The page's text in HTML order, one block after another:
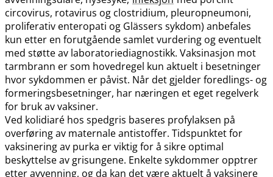
circovirus, rotavirus og clostridium, pleuropneumoni,
proliferativ enteropati og Glässers sykdom) anbefales
kun etter en forutgående samlet vurdering og eventuelt
med støtte av laboratoriediagnostikk. Vaksinasjon mot
tarmbrann er som hovedregel kun aktuelt i besetninger
hvor sykdommen er påvist. Når det gjelder foredlings- og
formeringsbesetninger, har næringen et eget regelverk
for bruk av vaksiner.
Ved kolidiaré hos spedgris baseres profylaksen på
overføring av maternale antistoffer. Tidspunktet for
vaksinering av purka er viktig for å sikre optimal
beskyttelse av grisungene. Enkelte sykdommer opptrer
etter avvenning, og da kan det være aktuelt å vaksinere